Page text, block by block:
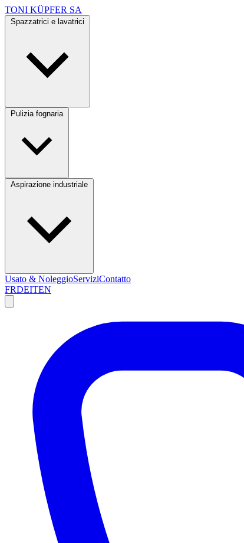
TONI KÜPFER SA
Pulizia fognaria
Usato & NoleggioServiziContatto
FRDEITEN